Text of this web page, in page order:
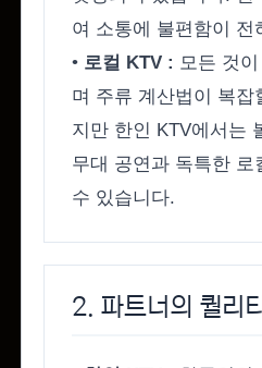
여 소통에 불편함이 전
• 로컬 KTV : 모든 것이
며 주류 계산법이 복잡
지만 한인 KTV에서는
무대 공연과 독특한 로
수 있습니다.
2. 파트너의 퀄리